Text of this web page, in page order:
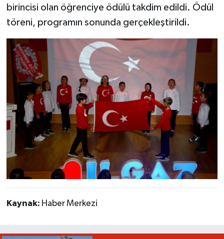
birincisi olan öğrenciye ödülü takdim edildi. Ödül
töreni, programın sonunda gerçekleştirildi.
Kaynak: Haber Merkezi